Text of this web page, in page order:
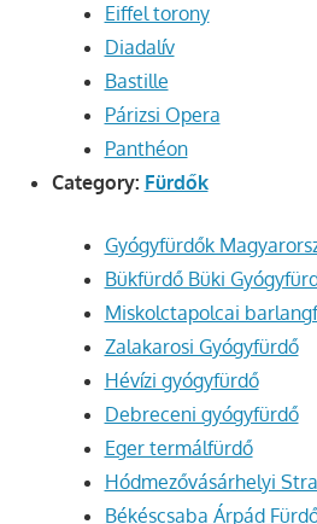
Eiffel torony
Diadalív
Bastille
Párizsi Opera
Panthéon
Category: Fürdők
Gyógyfürdők
Bükfürdő Büki
Miskolctapolcai
Zalakarosi Gyógyfürdő
Hévízi gyógyfürdő
Debreceni gyógyfürdő
Eger termálfürdő
Hódmezővásárhelyi
Békéscsaba Árpád